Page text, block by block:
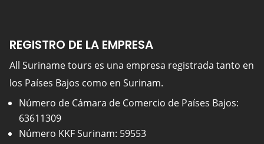
REGISTRO DE LA EMPRESA
All Suriname tours es una empresa registrada tanto en
los Países Bajos como en Surinam.
Número de Cámara de Comercio de Países Bajos:
63611309
Número KKF Surinam: 59553